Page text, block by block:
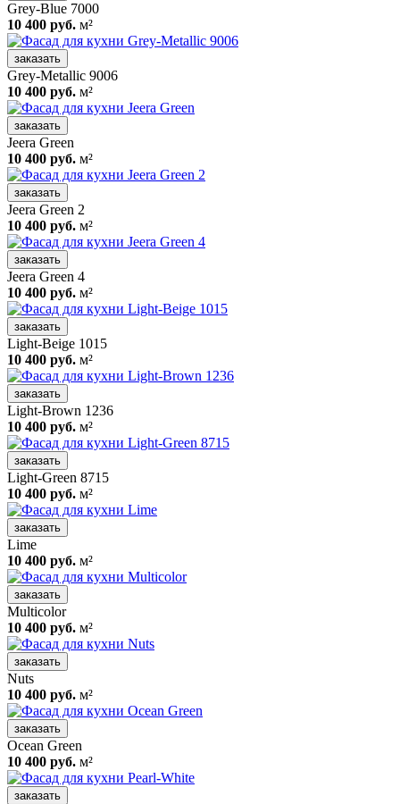
Grey-Blue 7000
10 400 руб. м²
заказать
Grey-Metallic 9006
10 400 руб. м²
заказать
Jeera Green
10 400 руб. м²
заказать
Jeera Green 2
10 400 руб. м²
заказать
Jeera Green 4
10 400 руб. м²
заказать
Light-Beige 1015
10 400 руб. м²
заказать
Light-Brown 1236
10 400 руб. м²
заказать
Light-Green 8715
10 400 руб. м²
заказать
Lime
10 400 руб. м²
заказать
Multicolor
10 400 руб. м²
заказать
Nuts
10 400 руб. м²
заказать
Ocean Green
10 400 руб. м²
заказать